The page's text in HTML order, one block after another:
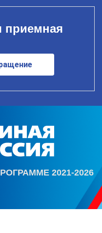
приемная
2021-2026